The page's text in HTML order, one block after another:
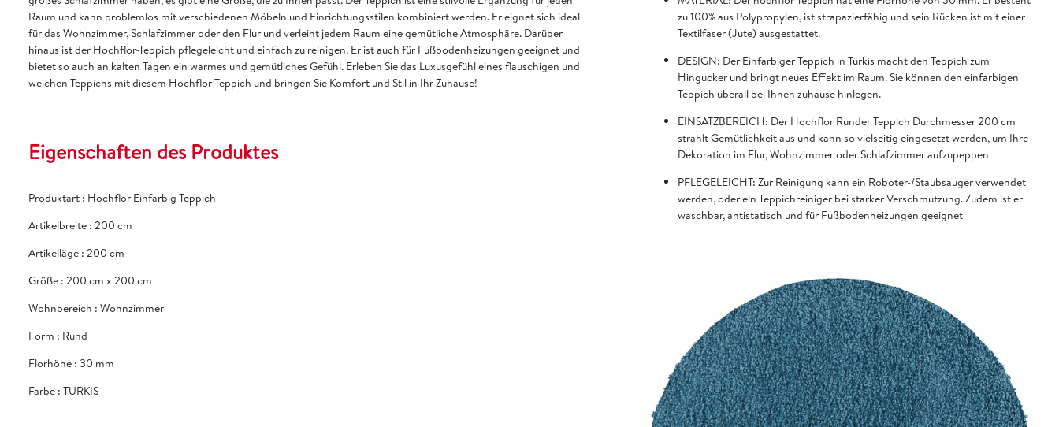
Raum und kann problemlos mit verschiedenen Möbeln und Einrichtungsstilen kombiniert werden. Er eignet sich ideal
für das Wohnzimmer, Schlafzimmer oder den Flur und verleiht jedem Raum eine gemütliche Atmosphäre. Darüber
hinaus ist der Hochflor-Teppich pflegeleicht und einfach zu reinigen. Er ist auch für Fußbodenheizungen geeignet und
bietet so auch an kalten Tagen ein warmes und gemütliches Gefühl. Erleben Sie das Luxusgefühl eines flauschigen und
weichen Teppichs mit diesem Hochflor-Teppich und bringen Sie Komfort und Stil in Ihr Zuhause!
Eigenschaften des Produktes
Produktart : Hochflor Einfarbig Teppich
Artikelbreite : 200 cm
Artikelläge : 200 cm
Größe : 200 cm x 200 cm
Wohnbereich : Wohnzimmer
Form : Rund
Florhöhe : 30 mm
Farbe : TURKIS
zu 100% aus Polypropylen, ist strapazierfähig und sein Rücken ist mit einer
Textilfaser (Jute) ausgestattet.
DESIGN: Der Einfarbiger Teppich in Türkis macht den Teppich zum
Hingucker und bringt neues Effekt im Raum. Sie können den einfarbigen
Teppich überall bei Ihnen zuhause hinlegen.
EINSATZBEREICH: Der Hochflor Runder Teppich Durchmesser 200 cm
strahlt Gemütlichkeit aus und kann so vielseitig eingesetzt werden, um Ihre
Dekoration im Flur, Wohnzimmer oder Schlafzimmer aufzupeppen
PFLEGELEICHT: Zur Reinigung kann ein Roboter-/Staubsauger verwendet
werden, oder ein Teppichreiniger bei starker Verschmutzung. Zudem ist er
waschbar, antistatisch und für Fußbodenheizungen geeignet